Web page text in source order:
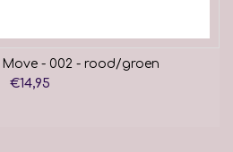
- 002 - rood/groen
€14,95